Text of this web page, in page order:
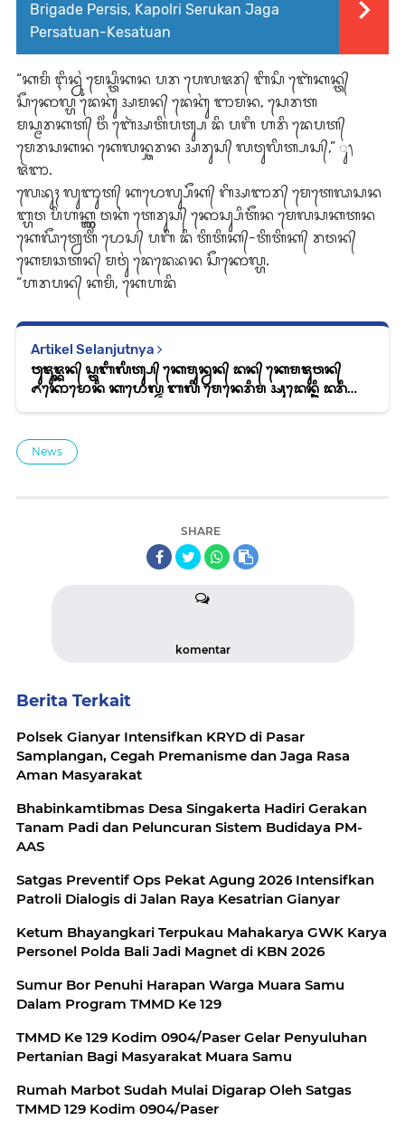
Brigade Persis, Kapolri Serukan Jaga
Persatuan-Kesatuan
“ᬓᬫᬶ ᬇᬶᬦ᭄ᬯᬸᬂ ᬫᬾᬲ᭄ᬢᬶᬓᬦ ᬧᬭ ᬧᬾᬮᬚᬭ᭄ ᬩᬶᬲᬶ ᬩᬾᬃᬓᬦ᭄ᬢ᭄
ᬲᭂᬓᭀᬮ᭄ᬳ ᬤᬾᬓᬸᬂ ᬅᬫᬦ᭄ ᬤᬾᬓᬸᬂ ᬜᬫᬦ, ᬲᬾᬭᬢ
ᬫᬲ᭄ᬫᬭᬓᬢ᭄ ᬯᬶᬂ ᬩᬾᬃᬅᬢᬶᬧᬢ᭄ᬲ ᬤᬶ ᬧᬕᬶ ᬳᬭᬶ ᬤᬾᬧᬢ᭄
ᬫᬾᬭᬲᬓᬦ ᬓᬾᬮᬦ᭄ᬘᬭᬦ ᬅᬭᬸᬲ᭄ ᬮᬯᬸᬮᬶᬢ᭄ᬧᬲ᭄,” ᬸ᭞
ᬚᬃᬜ.
ᬮᬾᬪᬸᬄ ᬮᬸᬜᬸᬢ᭄ ᬓᬧᭀᬮ᭄ᬲᭂᬓ᭄ ᬕᬶᬅᬜᬭ᭄ ᬫᬾᬢᬾᬖᬲᬦ
ᬩ᭄ᬳᬯ ᬧᬶᬳᬓ᭄ᬳ᭄ᬜ ᬯᬓᬂ ᬢᬾᬭᬸᬲ᭄ ᬓᭀᬲ᭄ᬲᬶᬢᭂᬦ ᬫᬾᬮᬲᬓᬢᬦ
ᬓᬾᬖᭂᬢ᭄ᬯᬾᬢᬶᬂ ᬧᭀᬲ᭄ ᬧᬕᬶ ᬤᬶ ᬢᬶᬢᬶᬓ᭄-ᬢᬶᬢᬶᬓ᭄ ᬭᬯᬦ᭄
ᬓᬾᬫᬘᬢᬦ᭄ ᬫᬯᬸᬂ ᬤᬾᬤᬾᬪᬦ ᬲᭂᬓᭀᬮ᭄ᬳ.
“ᬳᬭᬧᬦ᭄ ᬓᬫᬶ, ᬓᬾᬳᬤᬶ
Artikel Selanjutnya
ᬯᬸᬚᬸᬚ᭄ᬓᬦ᭄ ᬲ᭄ᬢᬩᬶᬮᬶᬢ᭄ᬲ᭄ ᬓᬾᬫᬸᬦ᭄ᬯᬦ᭄ ᬤᬦ᭄ ᬓᬾᬫᬚᬸᬯᬦ᭄
ᬏᬓᭀᬫᭀᬦᬶ ᬓᬧᭀᬮ᭄ᬤ ᬩᬮᬶ ᬫᬾᬦᬾᬭᬶᬫ ᬅᬸᬤᬾᬦ᭄ᬘᬶ ᬤᬭᬶ
News
SHARE
komentar
Berita Terkait
Polsek Gianyar Intensifkan KRYD di Pasar
Samplangan, Cegah Premanisme dan Jaga Rasa
Aman Masyarakat
Bhabinkamtibmas Desa Singakerta Hadiri Gerakan
Tanam Padi dan Peluncuran Sistem Budidaya PM-
AAS
Satgas Preventif Ops Pekat Agung 2026 Intensifkan
Patroli Dialogis di Jalan Raya Kesatrian Gianyar
Ketum Bhayangkari Terpukau Mahakarya GWK Karya
Personel Polda Bali Jadi Magnet di KBN 2026
Sumur Bor Penuhi Harapan Warga Muara Samu
Dalam Program TMMD Ke 129
TMMD Ke 129 Kodim 0904/Paser Gelar Penyuluhan
Pertanian Bagi Masyarakat Muara Samu
Rumah Marbot Sudah Mulai Digarap Oleh Satgas
TMMD 129 Kodim 0904/Paser